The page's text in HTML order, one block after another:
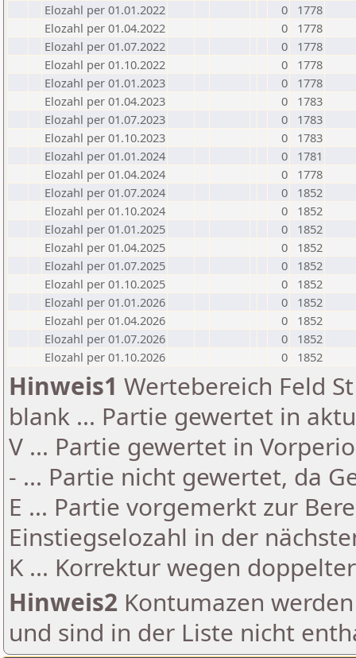
Elozahl per 01.01.2022
0
1778
Elozahl per 01.04.2022
0
1778
Elozahl per 01.07.2022
0
1778
Elozahl per 01.10.2022
0
1778
Elozahl per 01.01.2023
0
1778
Elozahl per 01.04.2023
0
1783
Elozahl per 01.07.2023
0
1783
Elozahl per 01.10.2023
0
1783
Elozahl per 01.01.2024
0
1781
Elozahl per 01.04.2024
0
1778
Elozahl per 01.07.2024
0
1852
Elozahl per 01.10.2024
0
1852
Elozahl per 01.01.2025
0
1852
Elozahl per 01.04.2025
0
1852
Elozahl per 01.07.2025
0
1852
Elozahl per 01.10.2025
0
1852
Elozahl per 01.01.2026
0
1852
Elozahl per 01.04.2026
0
1852
Elozahl per 01.07.2026
0
1852
Elozahl per 01.10.2026
0 1852
Hinweis1 Wertebereich Feld
blank ... Partie gewertet in
V ... Partie gewertet in
- ... Partie nicht gewertet, da
E ... Partie vorgemerkt zur
Einstiegselozahl in der
K ... Korrektur wegen
Hinweis2 Kontumazen
und sind in der Liste nicht